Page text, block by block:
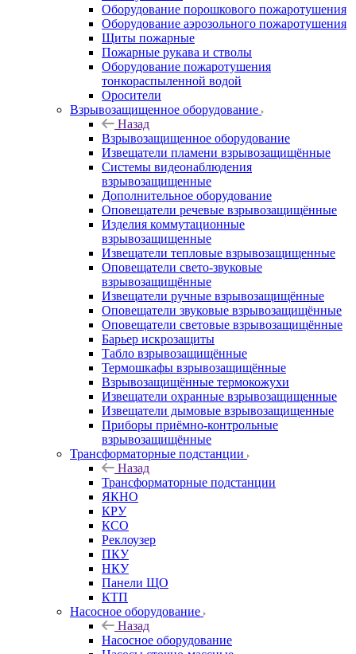
Оборудование порошкового пожаротушения
Оборудование аэрозольного пожаротушения
Щиты пожарные
Пожарные рукава и стволы
Оборудование пожаротушения
тонкораспыленной водой
Оросители
Взрывозащищенное оборудование
Назад
Взрывозащищенное оборудование
Извещатели пламени взрывозащищённые
Системы видеонаблюдения
взрывозащищенные
Дополнительное оборудование
Оповещатели речевые взрывозащищённые
Изделия коммутационные
взрывозащищенные
Извещатели тепловые взрывозащищенные
Оповещатели свето-звуковые
взрывозащищённые
Извещатели ручные взрывозащищённые
Оповещатели звуковые взрывозащищённые
Оповещатели световые взрывозащищённые
Барьер искрозащиты
Табло взрывозащищённые
Термошкафы взрывозащищённые
Взрывозащищённые термокожухи
Извещатели охранные взрывозащищенные
Извещатели дымовые взрывозащищенные
Приборы приёмно-контрольные
взрывозащищённые
Трансформаторные подстанции
Назад
Трансформаторные подстанции
ЯКНО
КРУ
КСО
Реклоузер
ПКУ
НКУ
Панели ЩО
КТП
Насосное оборудование
Назад
Насосное оборудование